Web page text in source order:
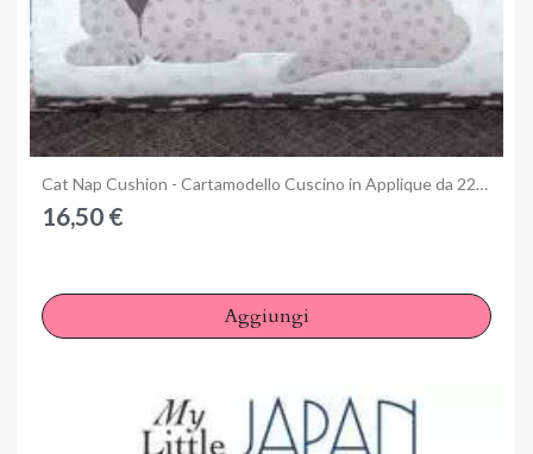
Anteprima Cat Nap Cushion - Cartamodello Cuscino in Applique da 22x10 cm, The BirdHouse by Natalie Bird
16,50 €
Aggiungi